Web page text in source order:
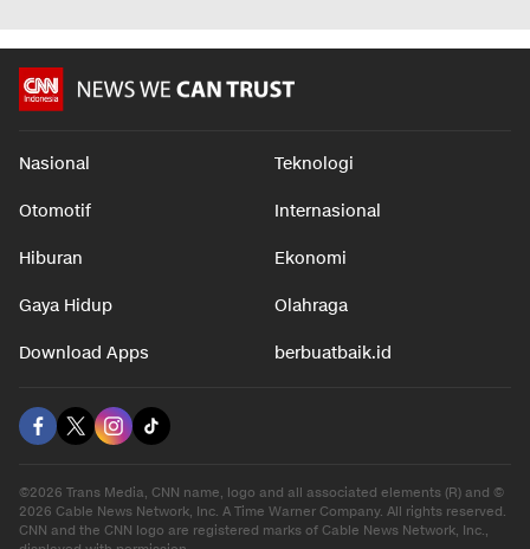
Nasional Teknologi
Otomotif Internasional
Hiburan Ekonomi
Gaya Hidup Olahraga
Download Apps berbuatbaik.id
©2026 Trans Media, CNN name, logo and all associated elements (R) and ©
2026 Cable News Network, Inc. A Time Warner Company. All rights reserved.
CNN and the CNN logo are registered marks of Cable News Network, Inc.,